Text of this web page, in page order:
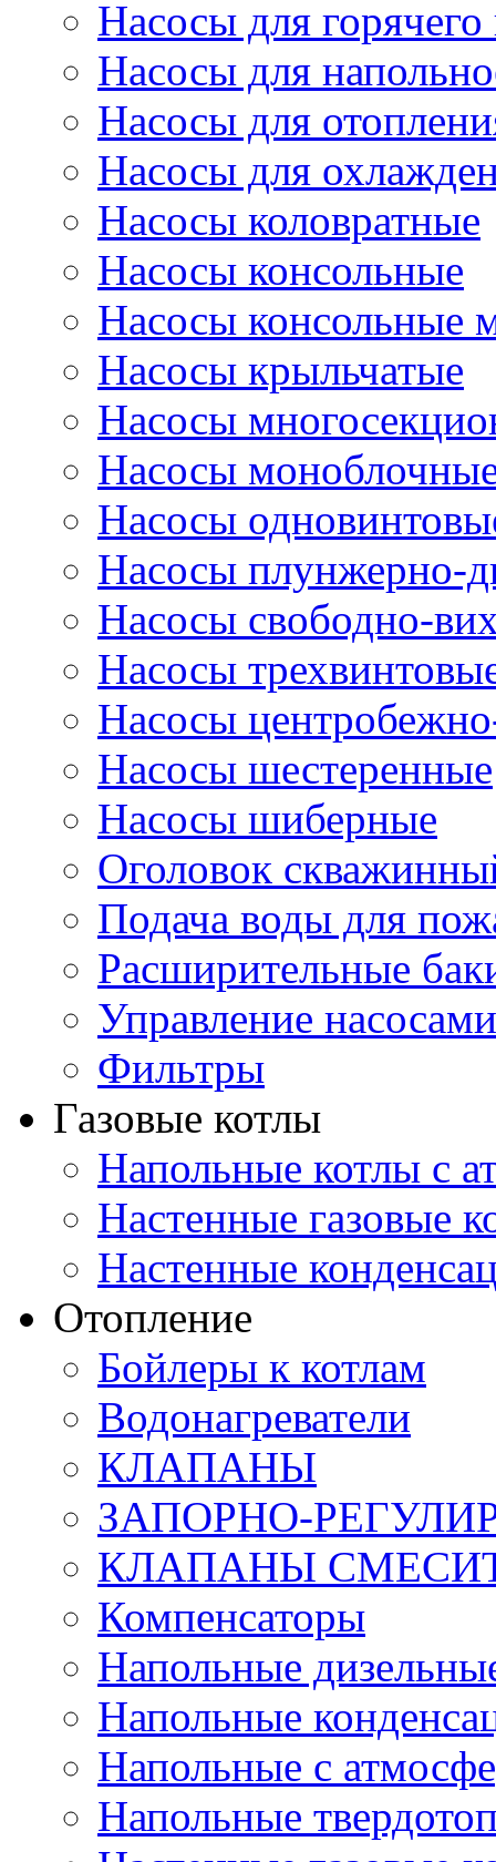
Насосы для
Насосы для
Насосы для
Насосы для
Насосы коловратные
Насосы консольные
Насосы консольные
Насосы крыльчатые
Насосы
Насосы
Насосы
Насосы плунжерно-
Насосы свободно-
Насосы
Насосы
Насосы шестеренные
Насосы шиберные
Оголовок
Подача воды для
Расширительные
Управление насосами
Фильтры
Газовые котлы
Напольные котлы с
Настенные газовые
Настенные
Отопление
Бойлеры к котлам
Водонагреватели
КЛАПАНЫ
ЗАПОРНО-
КЛАПАНЫ
Компенсаторы
Напольные
Напольные
Напольные с
Напольные